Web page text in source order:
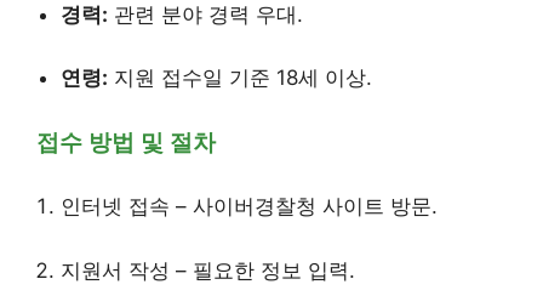
경력: 관련 분야 경력 우대.
연령: 지원 접수일 기준 18세 이상.
접수 방법 및 절차
인터넷 접속 – 사이버경찰청 사이트 방문.
지원서 작성 – 필요한 정보 입력.